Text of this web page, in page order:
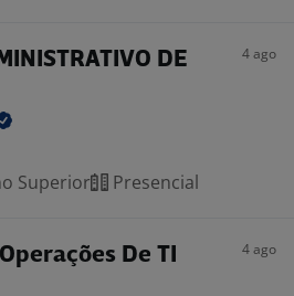
DE
4 ago
Superior Presencial
De TI 4 ago